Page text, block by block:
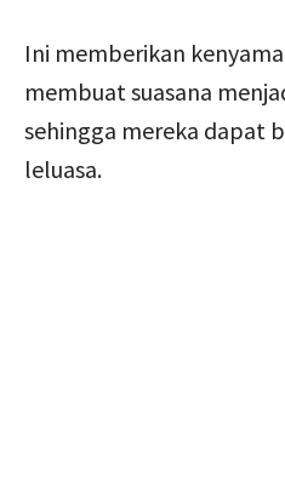
Ini memberikan
membuat suasana
sehingga mereka dapat
leluasa.